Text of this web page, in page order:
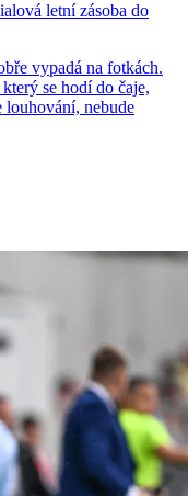
letní zásoba do
vypadá na fotkách.
se hodí do čaje,
louhování, nebude